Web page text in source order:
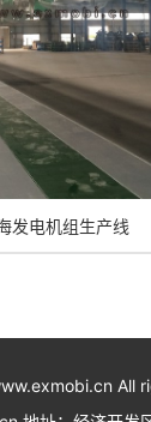
发电机组生产线
All